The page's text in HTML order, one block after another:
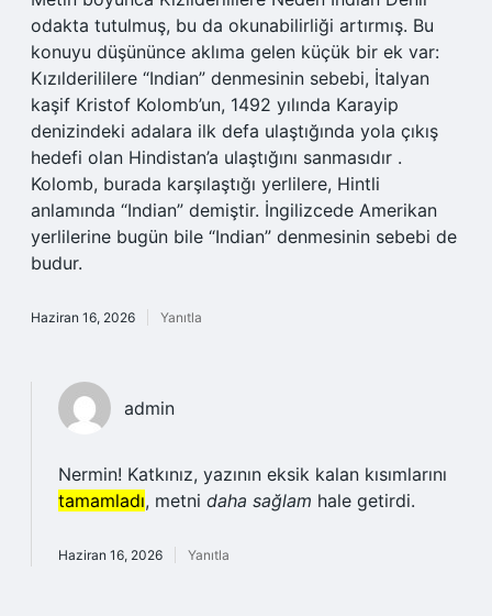
odakta tutulmuş, bu da okunabilirliği artırmış. Bu
konuyu düşününce aklıma gelen küçük bir ek var:
Kızılderililere “Indian” denmesinin sebebi, İtalyan
kaşif Kristof Kolomb’un, 1492 yılında Karayip
denizindeki adalara ilk defa ulaştığında yola çıkış
hedefi olan Hindistan’a ulaştığını sanmasıdır .
Kolomb, burada karşılaştığı yerlilere, Hintli
anlamında “Indian” demiştir. İngilizcede Amerikan
yerlilerine bugün bile “Indian” denmesinin sebebi de
budur.
Haziran 16, 2026 Yanıtla
admin
Nermin! Katkınız, yazının eksik kalan kısımlarını
tamamladı, metni daha sağlam hale getirdi.
Haziran 16, 2026 Yanıtla